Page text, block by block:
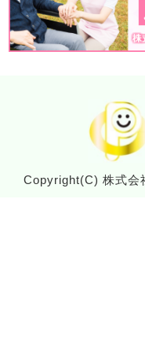
Copyright(C) 株式会